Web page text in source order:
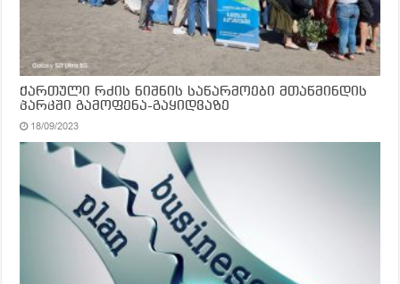
ქართული რძის ნიშნის საწარმოები მთაწმინდის
პარკში გამოფენა-გაყიდვაზე
18/09/2023